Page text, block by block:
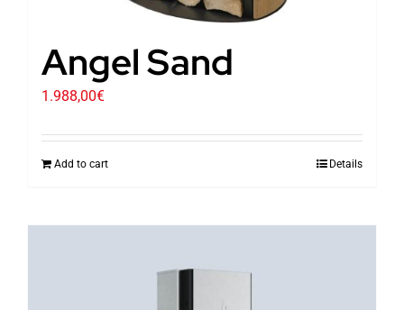
Angel Sand
1.988,00€
Add to cart Details